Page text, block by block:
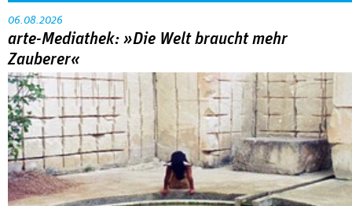
06.08.2026
arte-Mediathek: »Die Welt braucht mehr
Zauberer«